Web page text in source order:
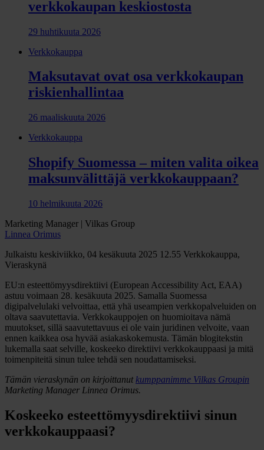
verkkokaupan keskiostosta
29 huhtikuuta 2026
Verkkokauppa
Maksutavat ovat osa verkkokaupan
riskienhallintaa
26 maaliskuuta 2026
Verkkokauppa
Shopify Suomessa – miten valita oikea
maksunvälittäjä verkkokauppaan?
10 helmikuuta 2026
Marketing Manager | Vilkas Group
Linnea Orimus
Julkaistu keskiviikko, 04 kesäkuuta 2025 12.55 Verkkokauppa,
Vieraskynä
EU:n esteettömyysdirektiivi (European Accessibility Act, EAA)
astuu voimaan 28. kesäkuuta 2025. Samalla Suomessa
digipalvelulaki velvoittaa, että yhä useampien verkkopalveluiden on
oltava saavutettavia. Verkkokauppojen on huomioitava nämä
muutokset, sillä saavutettavuus ei ole vain juridinen velvoite, vaan
ennen kaikkea osa hyvää asiakaskokemusta. Tämän blogitekstin
lukemalla saat selville, koskeeko direktiivi verkkokauppaasi ja mitä
toimenpiteitä sinun tulee tehdä sen noudattamiseksi.
Tämän vieraskynän on kirjoittanut kumppanimme Vilkas Groupin
Marketing Manager Linnea Orimus.
Koskeeko esteettömyysdirektiivi sinun
verkkokauppaasi?